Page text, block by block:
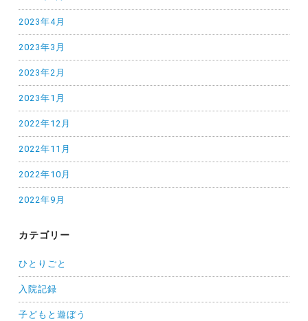
2023年4月
2023年3月
2023年2月
2023年1月
2022年12月
2022年11月
2022年10月
2022年9月
カテゴリー
ひとりごと
入院記録
子どもと遊ぼう